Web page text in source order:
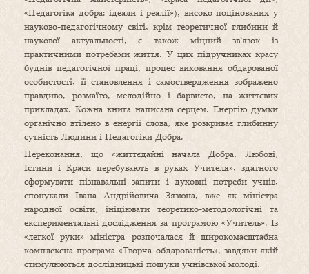
«Педагогіка добра: ідеали і реалії»), високо поцінованих у
науково-педагогічному світі, крім теоретичної глибини й
наукової актуальності, є також міцний зв’язок із
практичними потребами життя. У цих підручниках красу
буднів педагогічної праці, процес виховання обдарованої
особистості, її становлення і самоствердження зображено
правдиво, розмаїто, мелодійно і барвисто, на життєвих
прикладах. Кожна книга написана серцем. Енергію думки
органічно втілено в енергії слова, яке розкриває глибинну
сутність Людини і Педагогіки Добра.
Переконання, що «життєдайні начала Добра, Любові,
Істини і Краси перебувають в руках Учителя», здатного
сформувати пізнавальні запити і духовні потреби учнів,
спонукали Івана Андрійовича Зязюна, вже як міністра
народної освіти, ініціювати теоретико-методологічні та
експериментальні дослідження за програмою «Учитель». Із
«легкої руки» міністра розпочалася й широкомасштабна
комплексна програма «Творча обдарованість», завдяки якій
стимулюються дослідницькі пошуки учнівської молоді.